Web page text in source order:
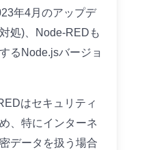
年4月のアップデ
処)、Node-REDも
るNode.jsバージョ
はセキュリティ
、特にインターネ
データを扱う場合